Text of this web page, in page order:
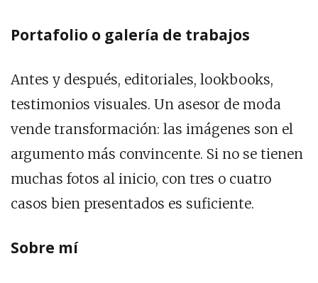
Portafolio o galería de trabajos
Antes y después, editoriales, lookbooks,
testimonios visuales. Un asesor de moda
vende transformación: las imágenes son el
argumento más convincente. Si no se tienen
muchas fotos al inicio, con tres o cuatro
casos bien presentados es suficiente.
Sobre mí